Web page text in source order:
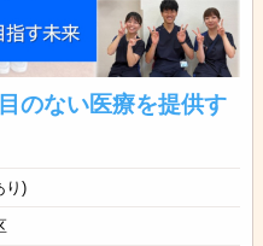
のない医療を提供す
り)